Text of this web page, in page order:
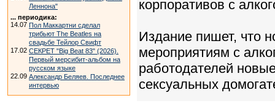
Леннона"
... периодика:
14.07 Пол Маккартни сделал
трибьют The Beatles на
свадьбе Тейлор Свифт
17.02 СЕКРЕТ "Big Beat 83" (2026).
Первый мерсибит-альбом на
русском языке
22.09 Александр Беляев. Последнее
интервью
корпоративов с
Издание пишет, что
мероприятиям с
работодателей
сексуальных